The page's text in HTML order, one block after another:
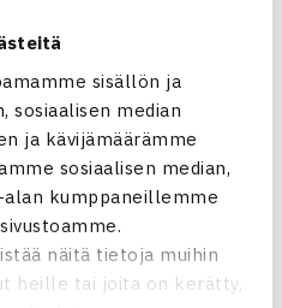
sisällön ja
sosiaalisen median
ja kävijämäärämme
sosiaalisen median,
kumppaneillemme
näitä tietoja muihin
heille tai joita on kerätty,